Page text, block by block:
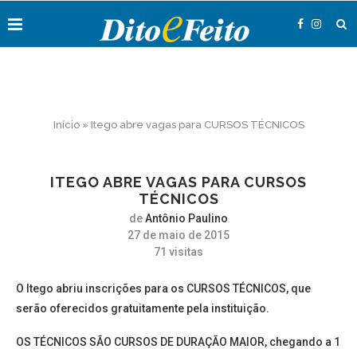
Início» Itego abre vagas para CURSOS TÉCNICOS
ITEGO ABRE VAGAS PARA CURSOS
TÉCNICOS
deAntônio Paulino
27 de maio de 2015
71 visitas
O Itego abriu inscrições para os CURSOS TÉCNICOS, que
serão oferecidos gratuitamente pela instituição.
OS TÉCNICOS SÃO CURSOS DE DURAÇÃO MAIOR, chegando a 1